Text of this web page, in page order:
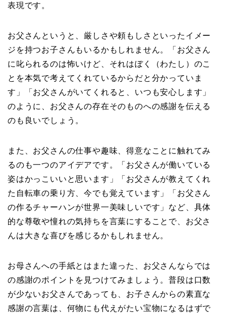
表現です。
お父さんというと、厳しさや頼もしさといったイメー
ジを持つお子さんもいるかもしれません。「お父さん
に叱られるのは怖いけど、それはぼく（わたし）のこ
とを本気で考えてくれているからだと分かっていま
す」「お父さんがいてくれると、いつも安心します」
のように、お父さんの存在そのものへの感謝を伝える
のも良いでしょう。
また、お父さんの仕事や趣味、得意なことに触れてみ
るのも一つのアイデアです。「お父さんが働いている
姿はかっこいいと思います」「お父さんが教えてくれ
た自転車の乗り方、今でも覚えています」「お父さん
の作るチャーハンが世界一美味しいです」など、具体
的な尊敬や憧れの気持ちを言葉にすることで、お父さ
んは大きな喜びを感じるかもしれません。
お母さんへの手紙とはまた違った、お父さんならでは
の感謝のポイントを見つけてみましょう。普段は口数
が少ないお父さんであっても、お子さんからの素直な
感謝の言葉は、何物にも代えがたい宝物になるはずで